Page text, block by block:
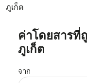
ภูเก็ต
ค่าโดยสารที่
ภูเก็ต
จาก
ลองอัปเดตเส้นทา